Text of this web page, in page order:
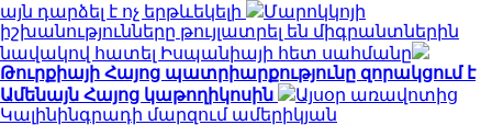
այն դարձել է ոչ երթևեկելի
Մարոկկոյի
իշխանությունները թույլատրել են միգրանտներին
նավակով հատել Իսպանիայի հետ սահմանը
Թուրքիայի Հայոց պատրիարքությունը զորակցում է
Ամենայն Հայոց կաթողիկոսին
Այսօր առավոտից
Կալինինգրադի մարզում ամերիկյան